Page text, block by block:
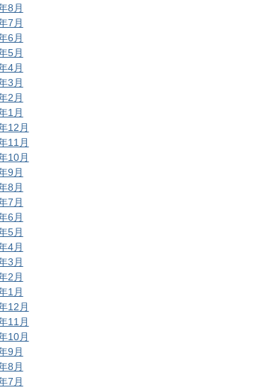
8月
7月
6月
5月
4月
3月
2月
1月
12月
11月
10月
9月
8月
7月
6月
5月
4月
3月
2月
1月
12月
11月
10月
9月
8月
7月